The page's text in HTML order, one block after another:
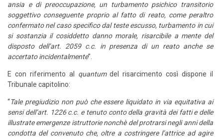
ansia e di preoccupazione, un turbamento psichico transitorio
soggettivo conseguente proprio al fatto di reato, come peraltro
confermato nel caso specifico dal teste escusso, turbamento in cui
si sostanzia il cosiddetto danno morale, risarcibile a mente del
disposto dell’art. 2059 c.c. in presenza di un reato anche se
accertato incidentalmente”.
E con riferimento al quantumdel risarcimento così dispone il
Tribunale capitolino:
“Tale pregiudizio non può che essere liquidato in via equitativa ai
sensi dell’art. 1226 c.c. e tenuto conto della gravità dei fatti e delle
illustrate emergenze istruttorie nonchè del protrarsi negli anni della
condotta del convenuto che, oltre a costringere l’attrice ad agire